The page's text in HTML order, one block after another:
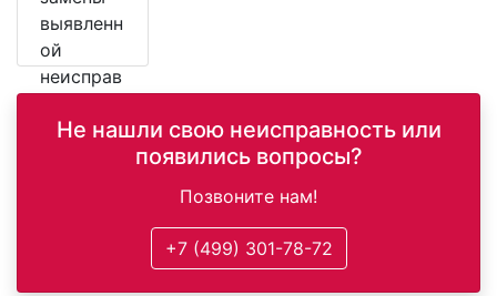
выявленн
ой
неисправ
детали.
Не нашли свою неисправность или
появились вопросы?
Позвоните нам!
+7 (499) 301-78-72